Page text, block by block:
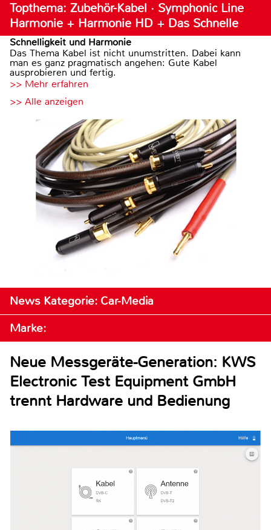
Topthema: Zubehör-Kabel · Symphonic Line
Harmonie + Harmonie HD + Das Schnelle
Schnelligkeit und Harmonie
Das Thema Kabel ist nicht unumstritten. Dabei kann
man es ganz pragmatisch angehen: Gute Kabel
ausprobieren und fertig.
>> Mehr erfahren
>> Alle anzeigen
News Kategorie: Car-Media
Marke:
Neue Messgeräte-Generation: KWS
Electronic Test Equipment GmbH
trennt Hardware und Bedienung